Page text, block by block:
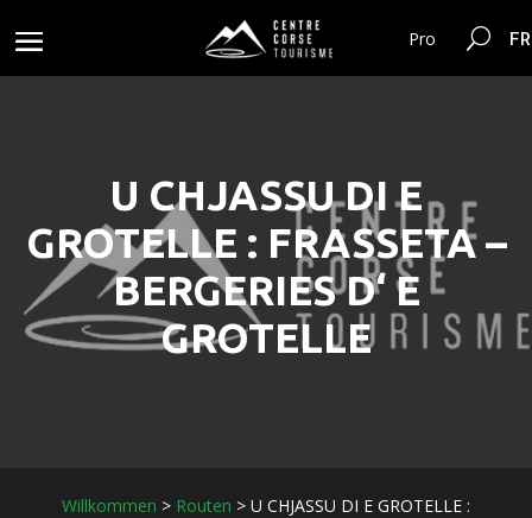
Pro
U CHJASSU DI E
GROTELLE : FRASSETA –
BERGERIES D‘ E
GROTELLE
Willkommen > Routen > U CHJASSU DI E GROTELLE :